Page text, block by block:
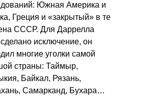
Южная Америка и
Греция и «закрытый» в те
СССР. Для Даррелла
исключение, он
многие уголки самой
страны: Таймыр,
Байкал, Рязань,
Самарканд, Бухара…